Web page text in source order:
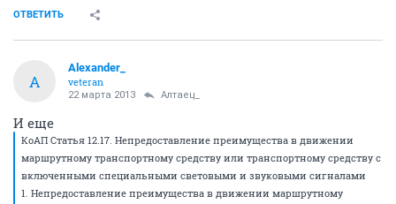
ОТВЕТИТЬ
A
Alexander_
veteran
22 марта 2013 Алтаец_
И еще
КоАП Статья 12.17. Непредоставление преимущества в движении
маршрутному транспортному средству или транспортному средству с
включенными специальными световыми и звуковыми сигналами
1. Непредоставление преимущества в движении маршрутному